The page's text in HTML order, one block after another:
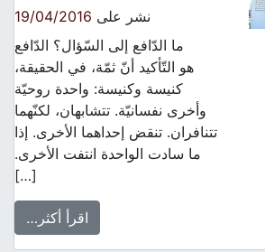
نشر على19/04/2016
ما الدّافع إلى السّؤال؟ الدّافع
هو التّأكيد أنّ ثمّة، في الحقيقة،
كنيسة وكنيسة: واحدة روحيّة
وأخرى نفسانيّة. تتشابهان، لكنّهما
تتنافران. تنقض إحداهما الأخرى. إذا
ما سادت الواحدة انتفت الأخرى.
[…]
اقرأ أكثر…